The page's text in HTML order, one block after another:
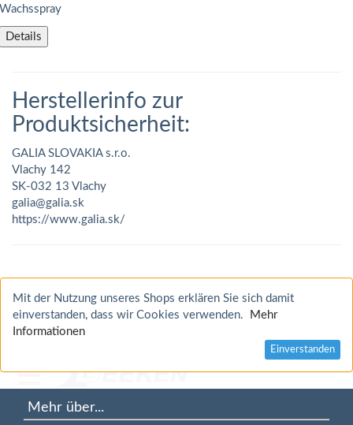
Wachsspray
Details
Herstellerinfo zur
Produktsicherheit:
GALIA SLOVAKIA s.r.o.
Vlachy 142
SK-032 13 Vlachy
galia@galia.sk
https://www.galia.sk/
Mit der Nutzung unseres Shops erklären Sie sich damit
einverstanden, dass wir Cookies verwenden.
Mehr
Informationen
Einverstanden
Mehr über...